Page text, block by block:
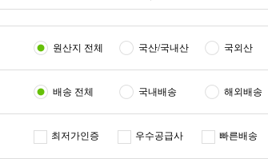
원산지 전체 국산/국내산 국외산
배송 전체 국내배송 해외배송
최저가인증 우수공급사 빠른배송